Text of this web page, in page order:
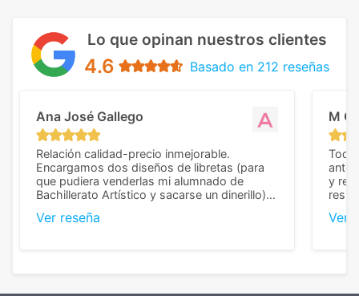
Lo que opinan nuestros clientes
4.6 Basado en 212 reseñas
Ana José Gallego
Relación calidad-precio inmejorable.
Encargamos dos diseños de libretas (para
que pudiera venderlas mi alumnado de
Bachillerato Artístico y sacarse un dinerillo) y
diferencia, con libretas de muy buena calidad
Ver reseña
M C
Todo
y
Ver